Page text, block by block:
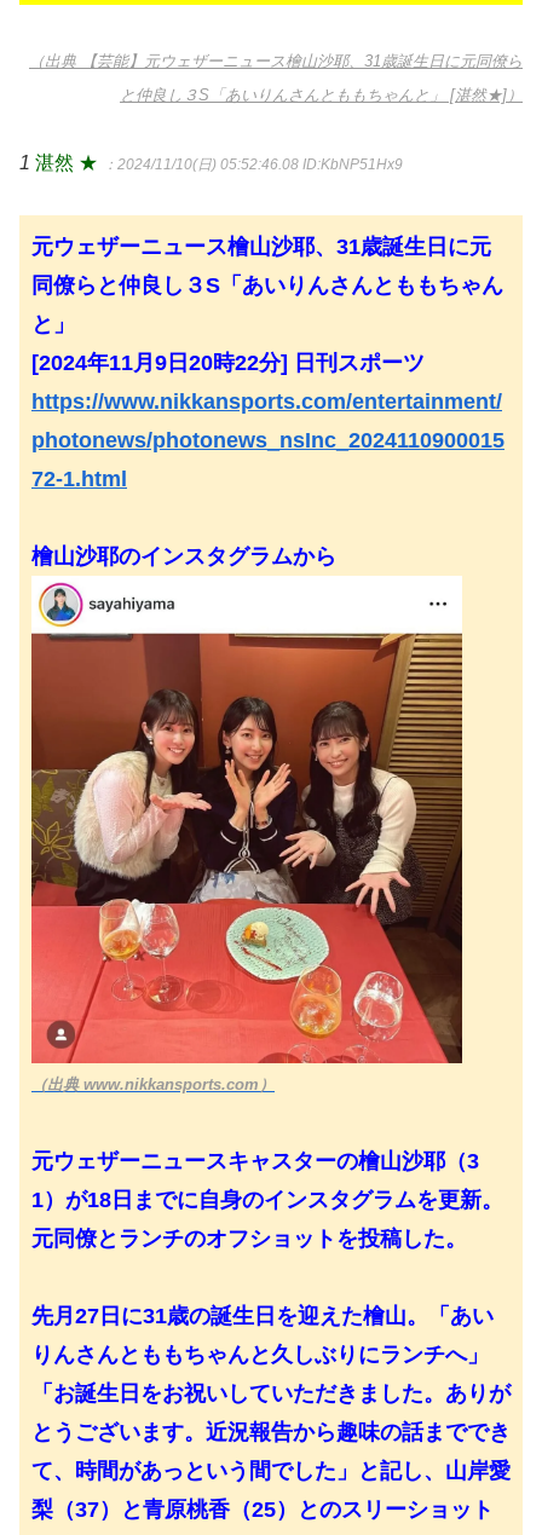
（出典 【芸能】元ウェザーニュース檜山沙耶、31歳誕生日に元同僚ら
と仲良し３S「あいりんさんとももちゃんと」 [湛然★]）
1 湛然 ★ ：2024/11/10(日) 05:52:46.08 ID:KbNP51Hx9
元ウェザーニュース檜山沙耶、31歳誕生日に元
同僚らと仲良し３S「あいりんさんとももちゃん
と」
[2024年11月9日20時22分] 日刊スポーツ
https://www.nikkansports.com/entertainment/
photonews/photonews_nsInc_2024110900015
72-1.html
檜山沙耶のインスタグラムから
（出典 www.nikkansports.com）
元ウェザーニュースキャスターの檜山沙耶（3
1）が18日までに自身のインスタグラムを更新。
元同僚とランチのオフショットを投稿した。
先月27日に31歳の誕生日を迎えた檜山。「あい
りんさんとももちゃんと久しぶりにランチへ」
「お誕生日をお祝いしていただきました。ありが
とうございます。近況報告から趣味の話まででき
て、時間があっという間でした」と記し、山岸愛
梨（37）と青原桃香（25）とのスリーショット